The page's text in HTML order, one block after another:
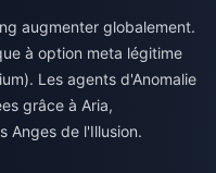
augmenter globalement.
à option meta légitime
Les agents d'Anomalie
grâce à Aria,
Anges de l'Illusion.